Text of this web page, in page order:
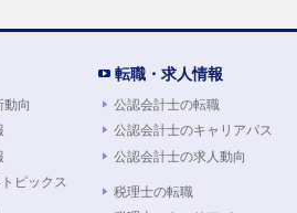
動向
ピックス
転職・求人情報
公認会計士の転職
公認会計士のキャリアパス
公認会計士の求人動向
税理士の転職